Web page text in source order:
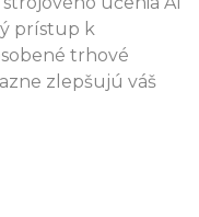
prístup k
trhové
zlepšujú váš